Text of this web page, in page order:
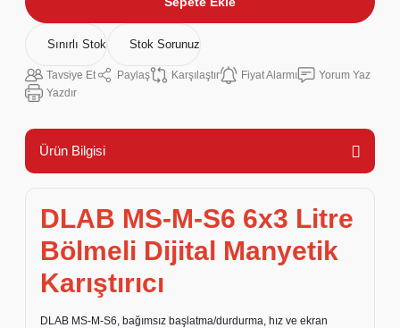
Sınırlı Stok Stok Sorunuz
Tavsiye Et Paylaş Karşılaştır Fiyat Alarmı
Yorum Yaz
Yazdır
Ürün Bilgisi
DLAB MS-M-S6 6x3 Litre
Bölmeli Dijital Manyetik
Karıştırıcı
DLAB MS-M-S6, bağımsız başlatma/durdurma, hız ve ekran